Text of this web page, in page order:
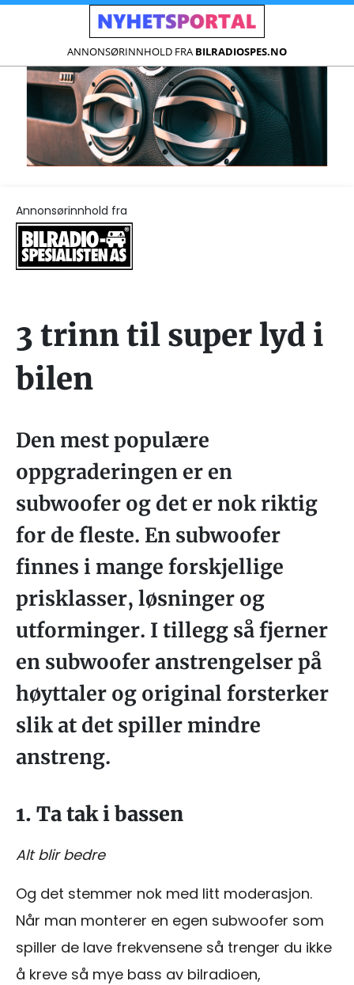
ANNONSØRINNHOLD FRA BILRADIOSPES.NO
Annonsørinnhold fra
3 trinn til super lyd i
bilen
Den mest populære
oppgraderingen er en
subwoofer og det er nok riktig
for de fleste. En subwoofer
finnes i mange forskjellige
prisklasser, løsninger og
utforminger. I tillegg så fjerner
en subwoofer anstrengelser på
høyttaler og original forsterker
slik at det spiller mindre
anstreng.
1. Ta tak i bassen
Alt blir bedre
Og det stemmer nok med litt moderasjon.
Når man monterer en egen subwoofer som
spiller de lave frekvensene så trenger du ikke
å kreve så mye bass av bilradioen,